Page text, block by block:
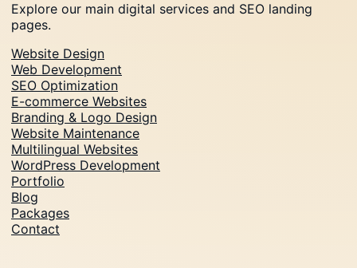
Explore our main digital services and SEO landing
pages.
Website Design
Web Development
SEO Optimization
E-commerce Websites
Branding & Logo Design
Website Maintenance
Multilingual Websites
WordPress Development
Portfolio
Blog
Packages
Contact